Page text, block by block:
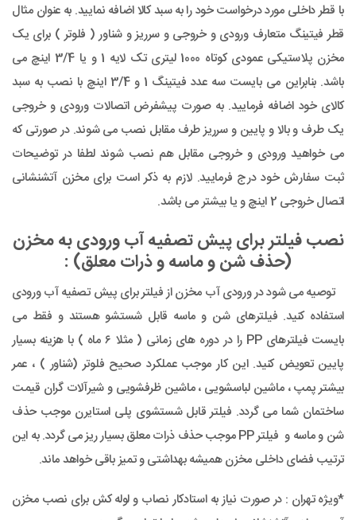
با قطر داخلی مورد درخواست خود را به سبد کالا اضافه نمایید. به عنوان مثال
قطر فیتینگ متعارف ورودی و خروجی و سرریز و شناور ( فلوتر ) برای یک
مخزن پلاستیکی عمودی کوتاه 1000 لیتری تک لایه 1 و یا 3/4 اینچ می
باشد. بنابراین می بایست سه عدد فیتینگ 1 و 3/4 اینچ با نصب به سبد
کالای خود اضافه فرمایید. به صورت پیشفرض اتصالات ورودی و خروجی
یک طرف و بالا و پایین و سرریز طرف مقابل نصب می شوند. در صورتی که
می خواهید ورودی و خروجی مقابل هم نصب شوند لطفا در توضیحات
ثبت سفارش خود درج فرمایید. لازم به ذکر است برای مخزن آتشنشانی
اتصال خروجی 2 اینچ و یا بیشتر می باشد.
نصب فیلتر برای پیش تصفیه آب ورودی به مخزن
(حذف شن و ماسه و ذرات معلق) :
توصیه می شود در ورودی آب مخزن از فیلتر برای پیش تصفیه آب ورودی
استفاده کنید. فیلترهای شن و ماسه قابل شستشو هستند و فقط می
بایست فیلترهای PP را در دوره های زمانی ( مثلا ۶ ماه ) با هزینه بسیار
پایین تعویض کنید. این کار موجب عملکرد صحیح فلوتر (شناور ) ، عمر
بیشتر پمپ ، ماشین لباسشویی ، ماشین ظرفشویی و شیرآلات گران قیمت
ساختمان شما می گردد. فیلتر قابل شستشوی پلی استایرن موجب حذف
شن و ماسه و فیلتر PP موجب حذف ذرات معلق بسیار ریز می گردد. به این
ترتیب فضای داخلی مخزن همیشه بهداشتی و تمیز باقی خواهد ماند.
*ویژه تهران : در صورت نیاز به استادکار نصاب و لوله کش برای نصب مخزن